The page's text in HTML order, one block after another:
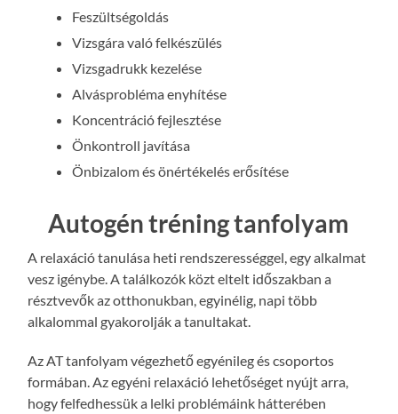
Feszültségoldás
Vizsgára való felkészülés
Vizsgadrukk kezelése
Alvásprobléma enyhítése
Koncentráció fejlesztése
Önkontroll javítása
Önbizalom és önértékelés erősítése
Autogén tréning tanfolyam
A relaxáció tanulása heti rendszerességgel, egy alkalmat
vesz igénybe. A találkozók közt eltelt időszakban a
résztvevők az otthonukban, egyinélig, napi több
alkalommal gyakorolják a tanultakat.
Az AT tanfolyam végezhető egyénileg és csoportos
formában. Az egyéni relaxáció lehetőséget nyújt arra,
hogy felfedhessük a lelki problémáink hátterében